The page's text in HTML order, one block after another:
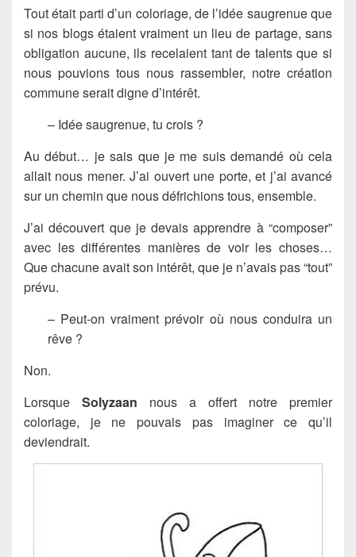
Tout était parti d’un coloriage, de l’idée saugrenue que
si nos blogs étaient vraiment un lieu de partage, sans
obligation aucune, ils recelaient tant de talents que si
nous pouvions tous nous rassembler, notre création
commune serait digne d’intérêt.
– Idée saugrenue, tu crois ?
Au début… je sais que je me suis demandé où cela
allait nous mener. J’ai ouvert une porte, et j’ai avancé
sur un chemin que nous défrichions tous, ensemble.
J’ai découvert que je devais apprendre à “composer”
avec les différentes manières de voir les choses…
Que chacune avait son intérêt, que je n’avais pas “tout”
prévu.
– Peut-on vraiment prévoir où nous conduira un
rêve ?
Non.
Lorsque Solyzaan nous a offert notre premier
coloriage, je ne pouvais pas imaginer ce qu’il
deviendrait.